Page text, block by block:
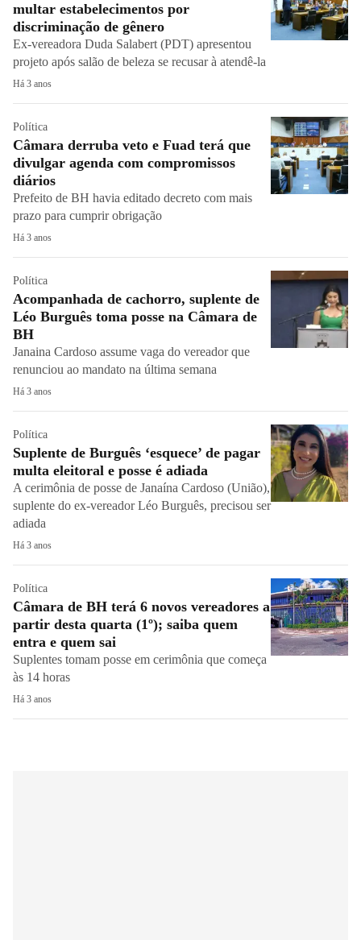
multar estabelecimentos por
discriminação de gênero
Ex-vereadora Duda Salabert (PDT) apresentou
projeto após salão de beleza se recusar à atendê-la
Há 3 anos
Política
Câmara derruba veto e Fuad terá que
divulgar agenda com compromissos
diários
Prefeito de BH havia editado decreto com mais
prazo para cumprir obrigação
Há 3 anos
Política
Acompanhada de cachorro, suplente de
Léo Burguês toma posse na Câmara de
BH
Janaina Cardoso assume vaga do vereador que
renunciou ao mandato na última semana
Há 3 anos
Política
Suplente de Burguês ‘esquece’ de pagar
multa eleitoral e posse é adiada
A cerimônia de posse de Janaína Cardoso (União),
suplente do ex-vereador Léo Burguês, precisou ser
adiada
Há 3 anos
Política
Câmara de BH terá 6 novos vereadores a
partir desta quarta (1º); saiba quem
entra e quem sai
Suplentes tomam posse em cerimônia que começa
às 14 horas
Há 3 anos